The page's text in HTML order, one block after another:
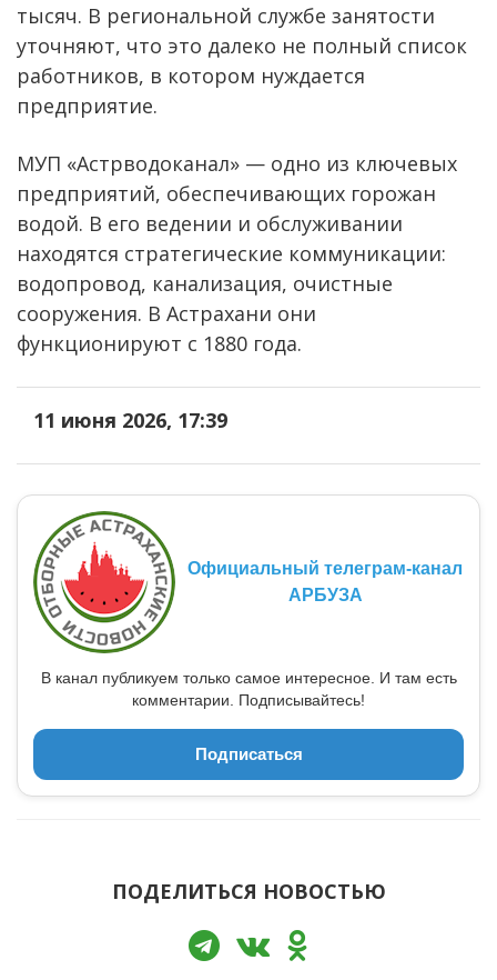
тысяч. В региональной службе занятости
уточняют, что это далеко не полный список
работников, в котором нуждается
предприятие.
МУП «Астрводоканал» — одно из ключевых
предприятий, обеспечивающих горожан
водой. В его ведении и обслуживании
находятся стратегические коммуникации:
водопровод, канализация, очистные
сооружения. В Астрахани они
функционируют с 1880 года.
11 июня 2026, 17:39
Официальный телеграм-канал
АРБУЗА
В канал публикуем только самое интересное. И там есть
комментарии. Подписывайтесь!
Подписаться
ПОДЕЛИТЬСЯ НОВОСТЬЮ